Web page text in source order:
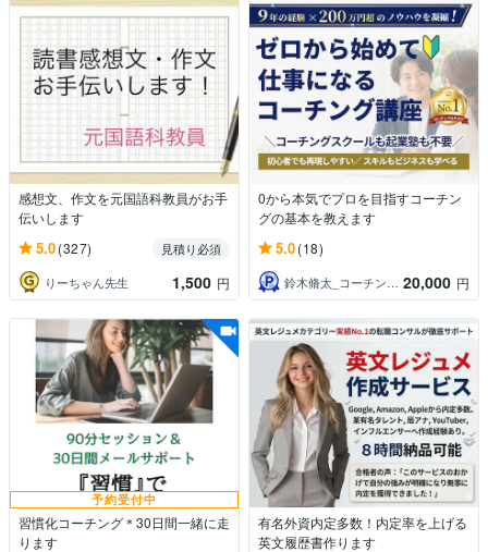
感想文、作文を元国語科教員がお手
伝いします
5.0(327)
見積り必須
りーちゃん先生
1,500 円
0から本気でプロを目指すコーチン
グの基本を教えます
5.0(18)
鈴木脩太_コーチング＆集客コンサルタント 20,000 円
予約受付中
習慣化コーチング＊30日間一緒に走
ります
有名外資内定多数！内定率を上げる
英文履歴書作ります